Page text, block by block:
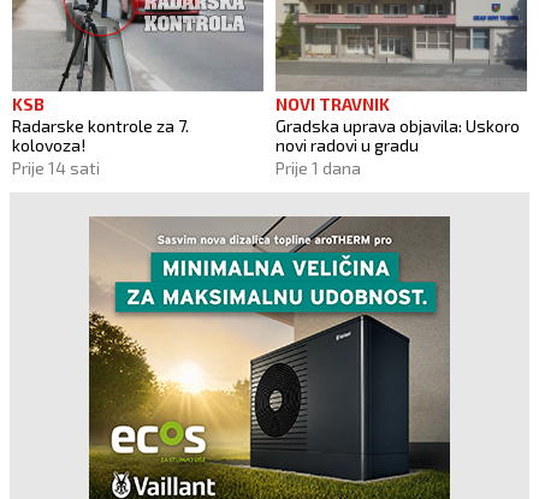
KSB
Radarske kontrole za 7.
kolovoza!
Prije 14 sati
NOVI TRAVNIK
Gradska uprava objavila: Uskoro
novi radovi u gradu
Prije 1 dana